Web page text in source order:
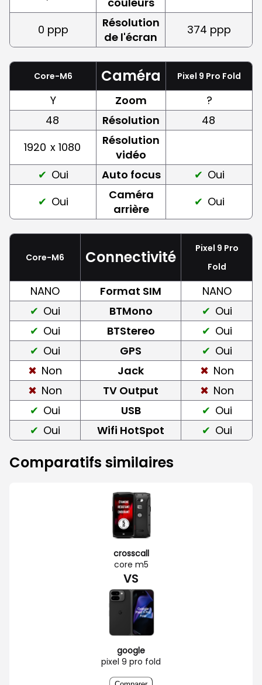
0 ppp
Résolution
de l'écran
374 ppp
Core-M6 Caméra Pixel 9 Pro Fold
Y Zoom
?
48
Résolution
48
1920 x 1080
Résolution
vidéo
Oui
Auto focus
Oui
Oui
Caméra
arrière
Oui
Core-M6 Connectivité
Pixel 9 Pro
Fold
NANO Format SIM
NANO
Oui
BTMono
Oui
Oui
BTStereo
Oui
Oui
GPS
Oui
Non
Jack
Non
Non
TV Output
Non
Oui
USB
Oui
Oui
Wifi HotSpot Oui
Comparatifs similaires
crosscall
core m5
VS
google
pixel 9 pro fold